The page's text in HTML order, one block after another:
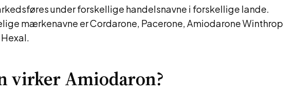
under forskellige handelsnavne i forskellige lande.
mærkenavne er Cordarone, Pacerone, Amiodarone Winthrop
virker Amiodaron?